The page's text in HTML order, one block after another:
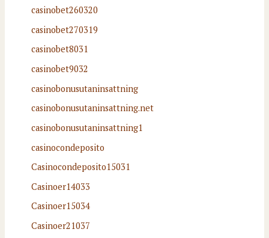
casinobet260320
casinobet270319
casinobet8031
casinobet9032
casinobonusutaninsattning
casinobonusutaninsattning.net
casinobonusutaninsattning1
casinocondeposito
Casinocondeposito15031
Casinoer14033
Casinoer15034
Casinoer21037